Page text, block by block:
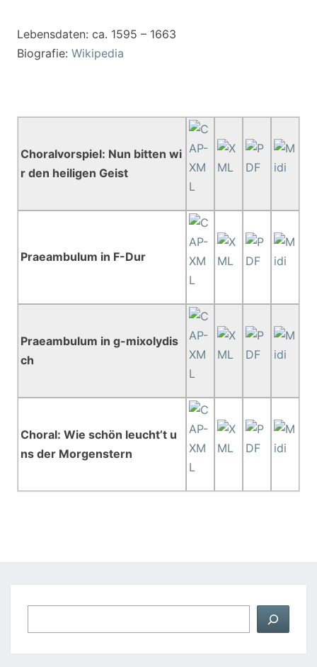
Lebensdaten: ca. 1595 – 1663
Biografie: Wikipedia
Choralvorspiel: Nun bitten wi
r den heiligen Geist
Praeambulum in F-Dur
Praeambulum in g-mixolydis
ch
Choral: Wie schön leucht’t u
ns der Morgenstern